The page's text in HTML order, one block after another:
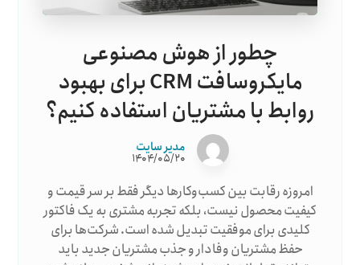
چطور از هوش مصنوعی
مایکروسافت CRM برای بهبود
روابط با مشتریان استفاده کنیم؟
مدیر سایت
۱۴۰۴/۰۵/۲۰
امروزه رقابت بین کسب‌وکارها دیگر فقط بر سر قیمت و
کیفیت محصول نیست، بلکه تجربه مشتری به یک فاکتور
کلیدی برای موفقیت تبدیل شده است. شرکت‌ها برای
حفظ مشتریان وفادار و جذب مشتریان جدید باید